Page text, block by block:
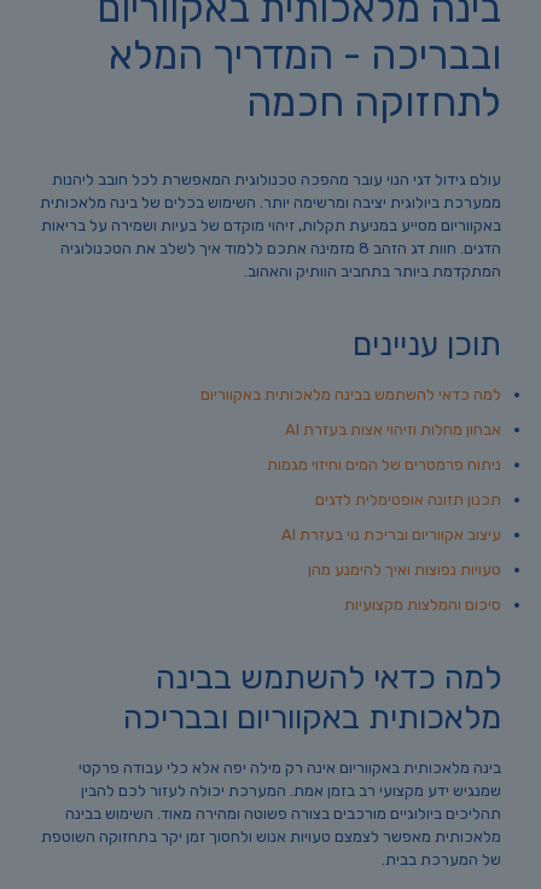
ובבריכה - המדריך המלא
לתחזוקה חכמה
עולם גידול דגי הנוי עובר מהפכה טכנולוגית המאפשרת לכל חובב ליהנות
ממערכת ביולוגית יציבה ומרשימה יותר. השימוש בכלים של בינה מלאכותית
באקווריום מסייע במניעת תקלות, זיהוי מוקדם של בעיות ושמירה על בריאות
הדגים. חוות דג הזהב 8 מזמינה אתכם ללמוד איך לשלב את הטכנולוגיה
המתקדמת ביותר בתחביב הוותיק והאהוב.
תוכן עניינים
למה כדאי להשתמש בבינה מלאכותית באקווריום
אבחון מחלות וזיהוי אצות בעזרת AI
ניתוח פרמטרים של המים וחיזוי מגמות
תכנון תזונה אופטימלית לדגים
עיצוב אקווריום ובריכת נוי בעזרת AI
טעויות נפוצות ואיך להימנע מהן
סיכום והמלצות מקצועיות
למה כדאי להשתמש בבינה
מלאכותית באקווריום ובבריכה
בינה מלאכותית באקווריום אינה רק מילה יפה אלא כלי עבודה פרקטי
שמנגיש ידע מקצועי רב בזמן אמת. המערכת יכולה לעזור לכם להבין
תהליכים ביולוגיים מורכבים בצורה פשוטה ומהירה מאוד. השימוש בבינה
מלאכותית מאפשר לצמצם טעויות אנוש ולחסוך זמן יקר בתחזוקה השוטפת
של המערכת בבית.